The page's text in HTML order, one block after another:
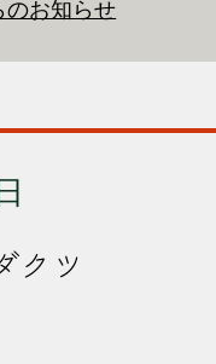
のお知らせ
クツ